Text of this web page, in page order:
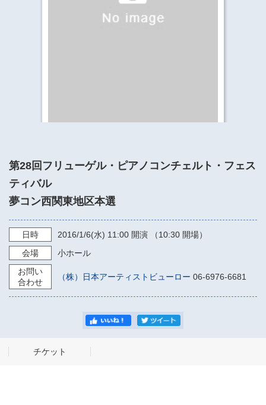
第28回フリューゲル・ピアノコンチェルト・フェス
ティバル
夢コン西関東地区本選
日時 2016/1/6(水) 11:00 開演 （10:30 開場）
会場
小ホール
お問い
合わせ
（株）日本アーティストビューロー 06-6976-6681
チケット